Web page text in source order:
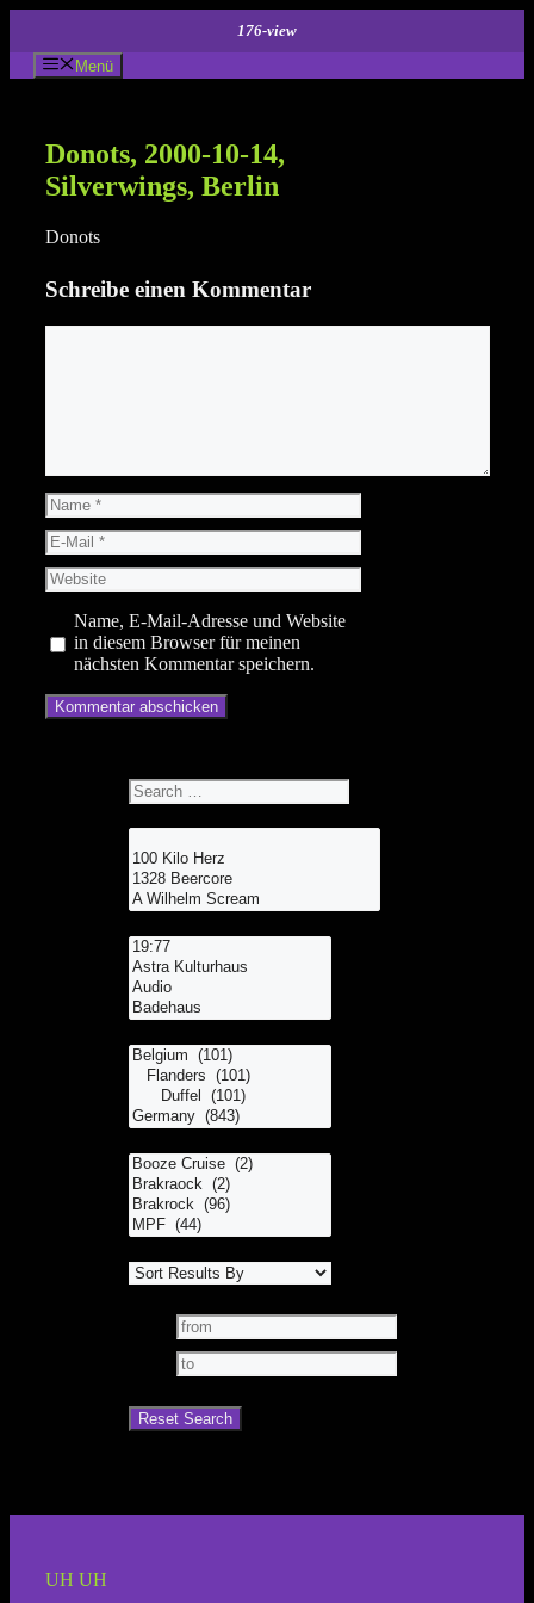
springen
176-view
Menü
Donots, 2000-10-14,
Silverwings, Berlin
Donots
Schreibe einen Kommentar
Name
E-
Mail
Website
Name, E-Mail-Adresse und Website
in diesem Browser für meinen
nächsten Kommentar speichern.
UH UH